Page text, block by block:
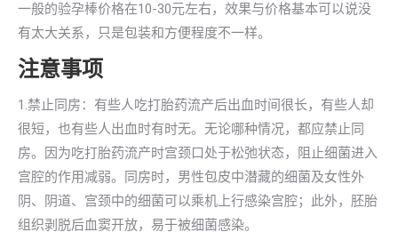
一般的验孕棒价格在10-30元左右，效果与价格基本可以说没
有太大关系，只是包装和方便程度不一样。
注意事项
1.禁止同房：有些人吃打胎药流产后出血时间很长，有些人却
很短，也有些人出血时有时无。无论哪种情况，都应禁止同
房。因为吃打胎药流产时宫颈口处于松弛状态，阻止细菌进入
宫腔的作用减弱。同房时，男性包皮中潜藏的细菌及女性外
阴、阴道、宫颈中的细菌可以乘机上行感染宫腔；此外，胚胎
组织剥脱后血窦开放，易于被细菌感染。